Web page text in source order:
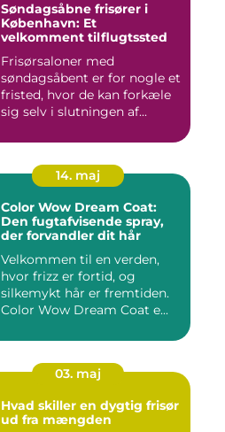
Søndagsåbne frisører i
København: Et
velkomment tilflugtssted
Frisørsaloner med
søndagsåbent er for nogle et
fristed, hvor de kan forkæle
sig selv i slutningen af...
14. maj
Color Wow Dream Coat:
Den fugtafvisende spray,
der forvandler dit hår
Velkommen til en verden,
hvor frizz er fortid, og
silkemykt hår er fremtiden.
Color Wow Dream Coat e...
03. maj
Hvad skiller en dygtig frisør
ud fra mængden